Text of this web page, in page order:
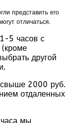
представить его
отличаться.
5 часов с
другой
свыше 2000 руб.
отдаленных
мы